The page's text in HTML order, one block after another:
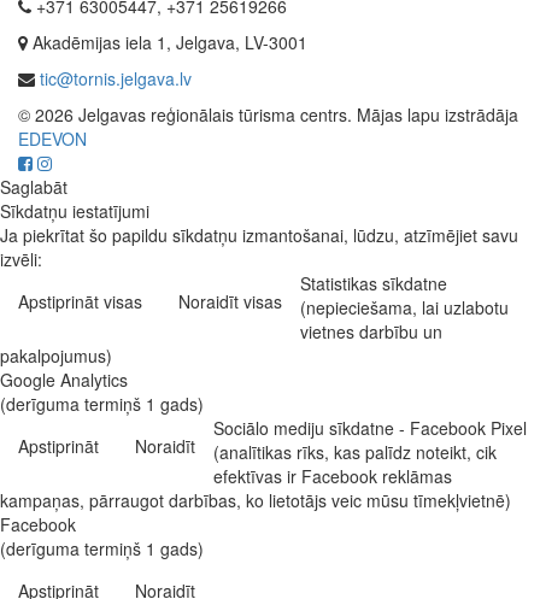
+371 63005447, +371 25619266
Akadēmijas iela 1, Jelgava, LV-3001
tic@tornis.jelgava.lv
© 2026 Jelgavas reģionālais tūrisma centrs. Mājas lapu izstrādāja
EDEVON
Saglabāt
Sīkdatņu iestatījumi
Ja piekrītat šo papildu sīkdatņu izmantošanai, lūdzu, atzīmējiet savu
izvēli:
Apstiprināt visas
Noraidīt visas
Statistikas sīkdatne
(nepieciešama, lai uzlabotu
vietnes darbību un
pakalpojumus)
Google Analytics
(derīguma termiņš 1 gads)
Apstiprināt
Noraidīt
Sociālo mediju sīkdatne - Facebook Pixel
(analītikas rīks, kas palīdz noteikt, cik
efektīvas ir Facebook reklāmas
kampaņas, pārraugot darbības, ko lietotājs veic mūsu tīmekļvietnē)
Facebook
(derīguma termiņš 1 gads)
Apstiprināt
Noraidīt